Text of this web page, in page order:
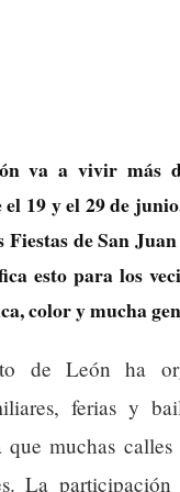
va a vivir más
19 y el 29 de
de San
esto para los
color y mucha
de León ha
ferias y
muchas
La